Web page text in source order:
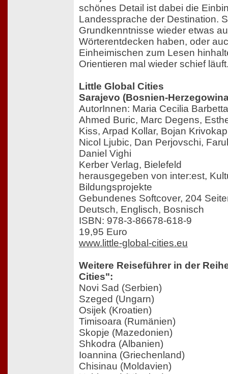
schönes Detail ist dabei die
Landessprache der Destination.
Grundkenntnisse wieder etwas
Wörterentdecken haben, oder
Einheimischen zum Lesen
Orientieren mal wieder schief
Little Global Cities
Sarajevo (Bosnien-
AutorInnen: Maria Cecilia
Ahmed Buric, Marc Degens,
Kiss, Arpad Kollar, Bojan
Nicol Ljubic, Dan Perjovschi,
Daniel Vighi
Kerber Verlag, Bielefeld
herausgegeben von inter:est,
Bildungsprojekte
Gebundenes Softcover, 204
Deutsch, Englisch, Bosnisch
ISBN: 978-3-86678-618-9
19,95 Euro
www.little-global-cities.eu
Weitere Reiseführer in der
Cities":
Novi Sad (Serbien)
Szeged (Ungarn)
Osijek (Kroatien)
Timisoara (Rumänien)
Skopje (Mazedonien)
Shkodra (Albanien)
Ioannina (Griechenland)
Chisinau (Moldavien)